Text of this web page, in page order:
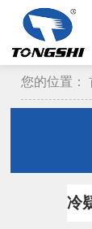
您的位置：
冷